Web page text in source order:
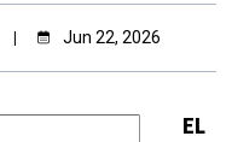
Jun 22, 2026
EL